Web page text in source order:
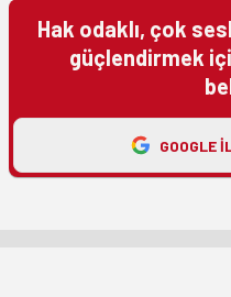
Hak odaklı, çok
güçlendirmek
GOOGLE